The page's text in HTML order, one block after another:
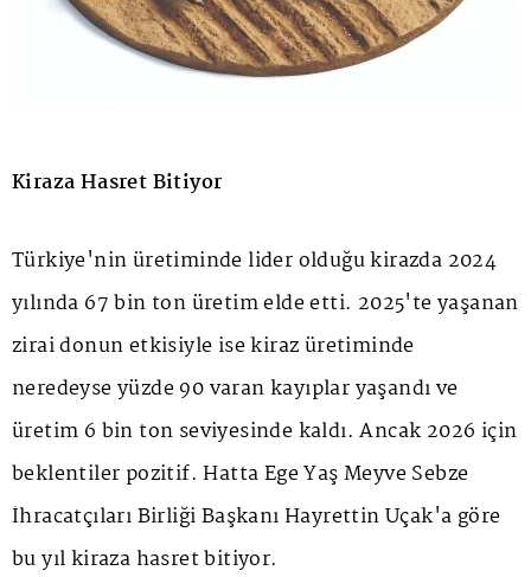
Kiraza Hasret Bitiyor
Türkiye'nin üretiminde lider olduğu kirazda 2024
yılında 67 bin ton üretim elde etti. 2025'te yaşanan
zirai donun etkisiyle ise kiraz üretiminde
neredeyse yüzde 90 varan kayıplar yaşandı ve
üretim 6 bin ton seviyesinde kaldı. Ancak 2026 için
beklentiler pozitif. Hatta Ege Yaş Meyve Sebze
İhracatçıları Birliği Başkanı Hayrettin Uçak'a göre
bu yıl kiraza hasret bitiyor.